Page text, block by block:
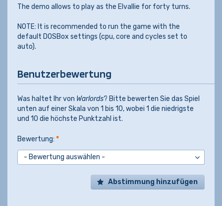
The demo allows to play as the Elvallie for forty turns.
NOTE: It is recommended to run the game with the
default DOSBox settings (cpu, core and cycles set to
auto).
Benutzerbewertung
Was haltet Ihr von Warlords? Bitte bewerten Sie das Spiel
unten auf einer Skala von 1 bis 10, wobei 1 die niedrigste
und 10 die höchste Punktzahl ist.
Bewertung: *
Abstimmung hinzufügen